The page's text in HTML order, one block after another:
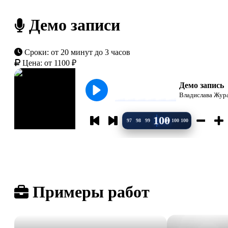
Демо записи
Сроки: от 20 минут до 3 часов
Цена: от 1100 ₽
Демо запись
Владислава
97 98 99 100
100 100 100
Примеры работ